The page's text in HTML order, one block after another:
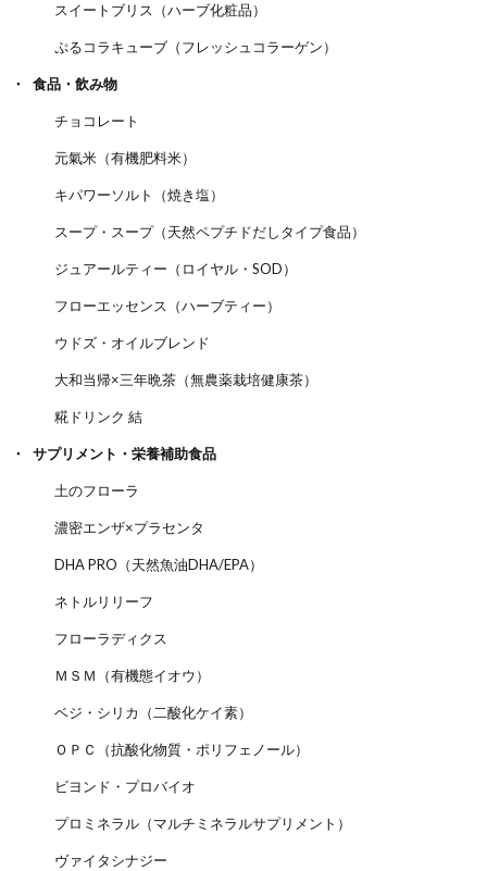
スイートブリス（ハーブ化粧品）
ぷるコラキューブ（フレッシュコラーゲン）
食品・飲み物
チョコレート
元氣米（有機肥料米）
キパワーソルト（焼き塩）
スープ・スープ（天然ペプチドだしタイプ食品）
ジュアールティー（ロイヤル・SOD）
フローエッセンス（ハーブティー）
ウドズ・オイルブレンド
大和当帰×三年晩茶（無農薬栽培健康茶）
糀ドリンク 結
サプリメント・栄養補助食品
土のフローラ
濃密エンザ×プラセンタ
DHA PRO（天然魚油DHA/EPA）
ネトルリリーフ
フローラディクス
ＭＳＭ（有機態イオウ）
ベジ・シリカ（二酸化ケイ素）
ＯＰＣ（抗酸化物質・ポリフェノール）
ビヨンド・プロバイオ
プロミネラル（マルチミネラルサプリメント）
ヴァイタシナジー